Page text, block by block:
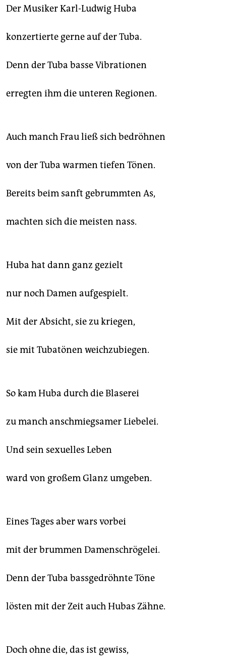
fragen & hilfe
genossenschaft
epaper login
Der Musiker Karl-Ludwig Huba
konzertierte gerne auf der Tuba.
Denn der Tuba basse Vibrationen
erregten ihm die unteren Regionen.
Auch manch Frau ließ sich bedröhnen
von der Tuba warmen tiefen Tönen.
Bereits beim sanft gebrummten As,
machten sich die meisten nass.
Huba hat dann ganz gezielt
nur noch Damen aufgespielt.
Mit der Absicht, sie zu kriegen,
sie mit Tubatönen weichzubiegen.
So kam Huba durch die Blaserei
zu manch anschmiegsamer Liebelei.
Und sein sexuelles Leben
ward von großem Glanz umgeben.
Eines Tages aber wars vorbei
mit der brummen Damenschrögelei.
Denn der Tuba bassgedröhnte Töne
lösten mit der Zeit auch Hubas Zähne.
Doch ohne die, das ist gewiss,